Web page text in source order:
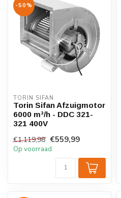
-50%
TORIN SIFAN
Torin Sifan Afzuigmotor
6000 m³/h - DDC 321-
321 400V
€1.119,98 €559,99
Op voorraad